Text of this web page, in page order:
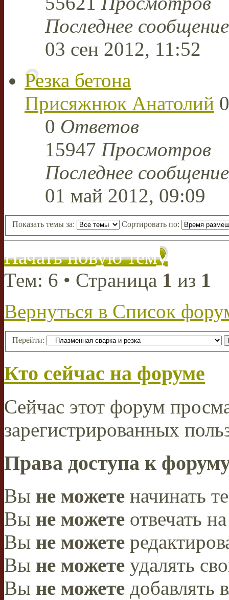
Последнее
03 сен 2012, 11:52
Резка бетона
Присяжнюк Анатолий
0 Ответов
15947 Просмотров
Последнее
01 май 2012, 09:09
Показать темы за: Сортировать по:
Начать новую тему
Тем: 6 • Страница 1 из 1
Вернуться в Список
Перейти:
Кто сейчас на форуме
Сейчас этот форум
зарегистрированных
Права доступа к
Вы не можете начинать
Вы не можете отвечать
Вы не можете
Вы не можете удалять
Вы не можете добавлять